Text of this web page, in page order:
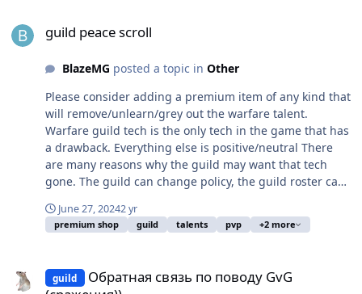
guild peace scroll
BlazeMG posted a topic in Other
Please consider adding a premium item of any kind that
will remove/unlearn/grey out the warfare talent.
Warfare guild tech is the only tech in the game that has
a drawback. Everything else is positive/neutral There
are many reasons why the guild may want that tech
gone. The guild can change policy, the guild roster can
Obviously turning off guild warfare should not be
simple. It is not merely the matter of diamonds,
and revert back to peace, becoming untargettable. So in
addition to the scroll itself the guild must show its
June 27, 20242 yr
premium shop guild talents pvp +2 more
guild
Обратная связь по поводу GvG